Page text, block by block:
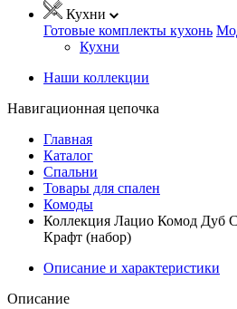
Кухни
Готовые комплекты кухонь
Кухни
Наши коллекции
Навигационная цепочка
Главная
Каталог
Спальни
Товары для спален
Комоды
Коллекция Лацио Комод Дуб
Крафт (набор)
Описание и характеристики
Описание